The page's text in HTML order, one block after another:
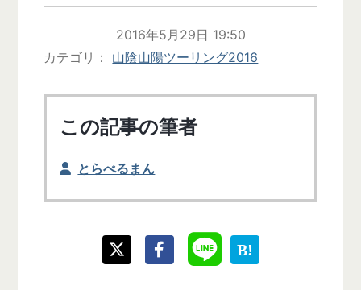
2016年5月29日 19:50
カテゴリ
山陰山陽ツーリング2016
この記事の筆者
とらべるまん